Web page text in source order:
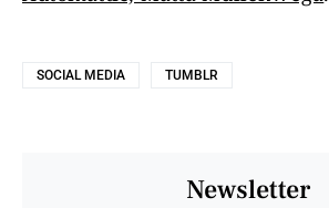
SOCIAL MEDIA TUMBLR
Newsletter